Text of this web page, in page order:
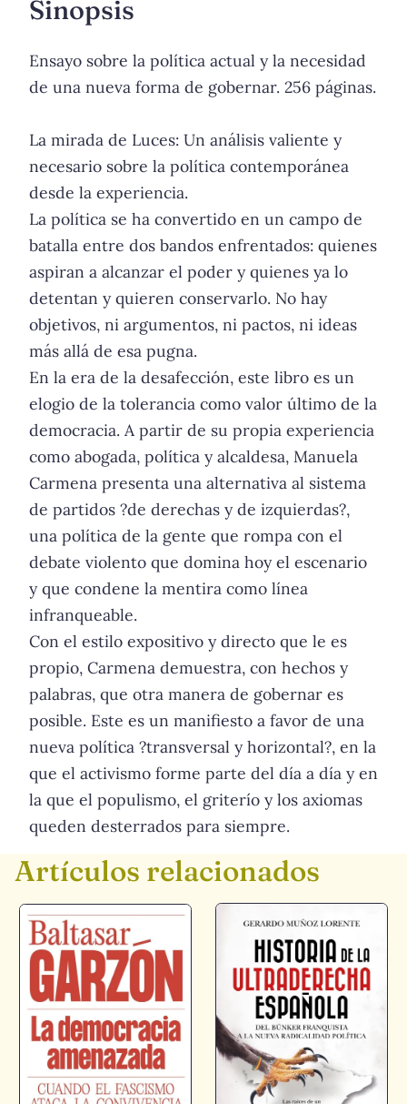
Sinopsis
Ensayo sobre la política actual y la necesidad
de una nueva forma de gobernar. 256 páginas.
La mirada de Luces: Un análisis valiente y
necesario sobre la política contemporánea
desde la experiencia.
La política se ha convertido en un campo de
batalla entre dos bandos enfrentados: quienes
aspiran a alcanzar el poder y quienes ya lo
detentan y quieren conservarlo. No hay
objetivos, ni argumentos, ni pactos, ni ideas
más allá de esa pugna.
En la era de la desafección, este libro es un
elogio de la tolerancia como valor último de la
democracia. A partir de su propia experiencia
como abogada, política y alcaldesa, Manuela
Carmena presenta una alternativa al sistema
de partidos ?de derechas y de izquierdas?,
una política de la gente que rompa con el
debate violento que domina hoy el escenario
y que condene la mentira como línea
infranqueable.
Con el estilo expositivo y directo que le es
propio, Carmena demuestra, con hechos y
palabras, que otra manera de gobernar es
posible. Este es un manifiesto a favor de una
nueva política ?transversal y horizontal?, en la
que el activismo forme parte del día a día y en
la que el populismo, el griterío y los axiomas
queden desterrados para siempre.
Artículos relacionados